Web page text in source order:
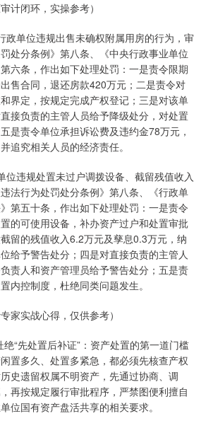
计闭环，实操参考）
政单位违规出售未确权附属用房的行为，审
处分条例》第八条、《中央行政事业单位
六条，作出如下处理处罚：一是责令限期
售合同，退还房款420万元；二是责令对
界定，按规定完成产权登记；三是对该单
接负责的主管人员给予降级处分，对处置
是责令单位承担诉讼费及违约金78万元，
追究相关人员的经济责任。
位违规处置未过户调拨设备、截留残值收入
法行为处罚处分条例》第八条、《行政单
第五十条，作出如下处理处罚：一是责令
的可使用设备，补办资产过户和处置审批
留的残值收入6.2万元及孳息0.3万元，纳
给予警告处分；四是对直接负责的主管人
责人和资产管理员给予警告处分；五是责
内控制度，杜绝同类问题发生。
家实战心得，仅供参考）
绝“先处置后补证”：资产处置的第一道门槛
置多久、处置多紧急，都必须先核查产权
史遗留权属不明资产，先通过协商、调
再按规定履行审批程序，严禁图便利擅自
位国有资产盘活共享的相关要求。